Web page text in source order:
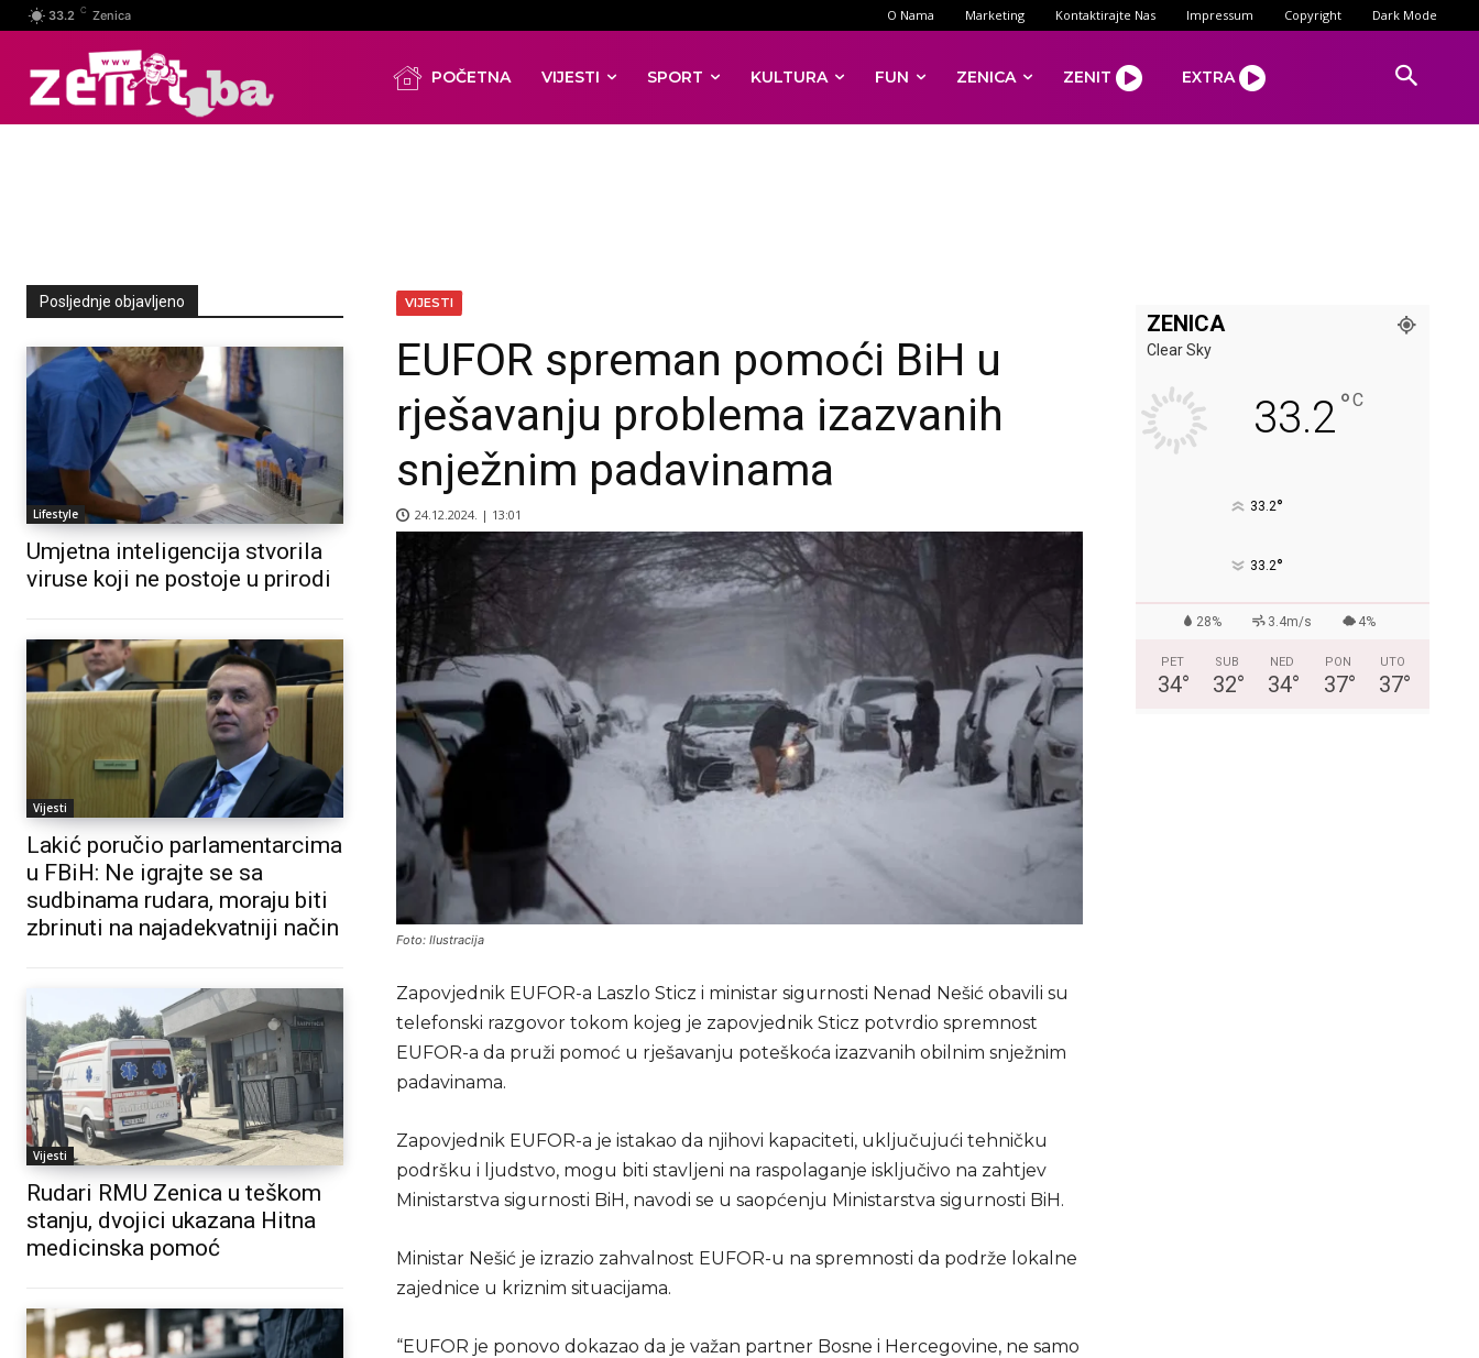
33.2 C Zenica O Nama Marketing Kontaktirajte Nas Impressum Copyright Dark Mode
POČETNA VIJESTI SPORT KULTURA FUN ZENICA ZENIT EXTRA
Posljednje objavljeno
Lifestyle
Umjetna inteligencija stvorila
viruse koji ne postoje u prirodi
Vijesti
Lakić poručio parlamentarcima
u FBiH: Ne igrajte se sa
sudbinama rudara, moraju biti
zbrinuti na najadekvatniji način
Vijesti
Rudari RMU Zenica u teškom
stanju, dvojici ukazana Hitna
medicinska pomoć
VIJESTI
EUFOR spreman pomoći BiH u
rješavanju problema izazvanih
snježnim padavinama
24.12.2024. | 13:01
Foto: Ilustracija
Zapovjednik EUFOR-a Laszlo Sticz i ministar sigurnosti Nenad Nešić obavili su
telefonski razgovor tokom kojeg je zapovjednik Sticz potvrdio spremnost
EUFOR-a da pruži pomoć u rješavanju poteškoća izazvanih obilnim snježnim
padavinama.
Zapovjednik EUFOR-a je istakao da njihovi kapaciteti, uključujući tehničku
podršku i ljudstvo, mogu biti stavljeni na raspolaganje isključivo na zahtjev
Ministarstva sigurnosti BiH, navodi se u saopćenju Ministarstva sigurnosti BiH.
Ministar Nešić je izrazio zahvalnost EUFOR-u na spremnosti da podrže lokalne
zajednice u kriznim situacijama.
“EUFOR je ponovo dokazao da je važan partner Bosne i Hercegovine, ne samo
ZENICA
Clear Sky
33.2°C
33.2°
33.2°
28% 3.4m/s 4%
PET
34°
SUB
32°
NED
34°
PON
37°
UTO
37°